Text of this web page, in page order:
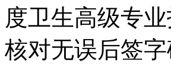
度卫生高级专
核对无误后签字